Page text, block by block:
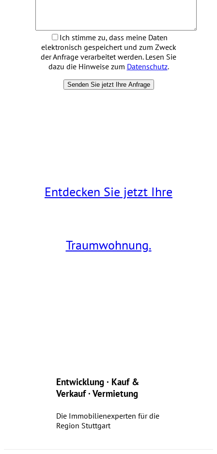
Ich stimme zu, dass meine Daten
elektronisch gespeichert und zum Zweck
der Anfrage verarbeitet werden. Lesen Sie
dazu die Hinweise zum Datenschutz.
Entdecken Sie jetzt Ihre
Traumwohnung.
Entwicklung · Kauf &
Verkauf · Vermietung
Die Immobilienexperten für die
Region Stuttgart